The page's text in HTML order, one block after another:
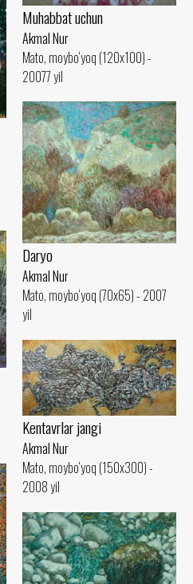
Muhabbat uchun
Akmal Nur
Mato, moybo‘yoq (120x100) -
20077 yil
Daryo
Akmal Nur
Mato, moybo‘yoq (70x65) - 2007
yil
Kentavrlar jangi
Akmal Nur
Mato, moybo‘yoq (150x300) -
2008 yil